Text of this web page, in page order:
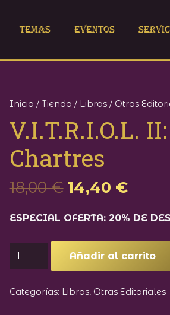
Temas Eventos
Inicio /Tienda / Libros/ Otras
V.I.T.R.I.O.L.
Chartres
18,00€ El
original
era:
18,00 €.
14,40 €El
es:
14,40
ESPECIAL OFERTA: 20% DE
V.I.T.R.I.O.L.
Dama
Añadir al carrito
Categorías: Libros, Otras Editoriales